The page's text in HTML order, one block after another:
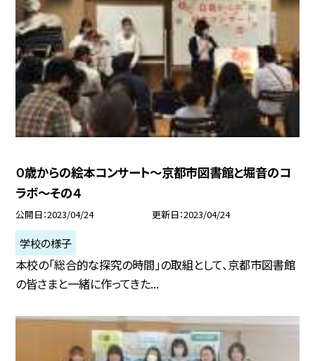
０歳からの絵本コンサート〜京都市図書館と堀音のコ
ラボ〜その４
公開日 2023/04/24 更新日 2023/04/24
学校の様子
本校の「総合的な探究の時間」の取組として、京都市図書館
の皆さまと一緒に作ってきた...